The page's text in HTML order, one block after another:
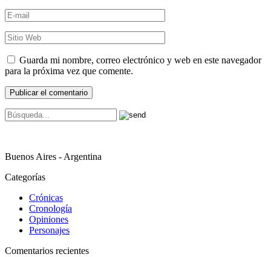
Guarda mi nombre, correo electrónico y web en este navegador
para la próxima vez que comente.
Buenos Aires - Argentina
Categorías
Crónicas
Cronología
Opiniones
Personajes
Comentarios recientes